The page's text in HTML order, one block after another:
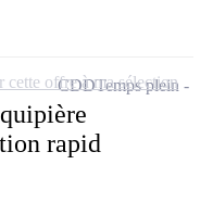
rapid
CDDTemps plein
cette offre à ma sélection